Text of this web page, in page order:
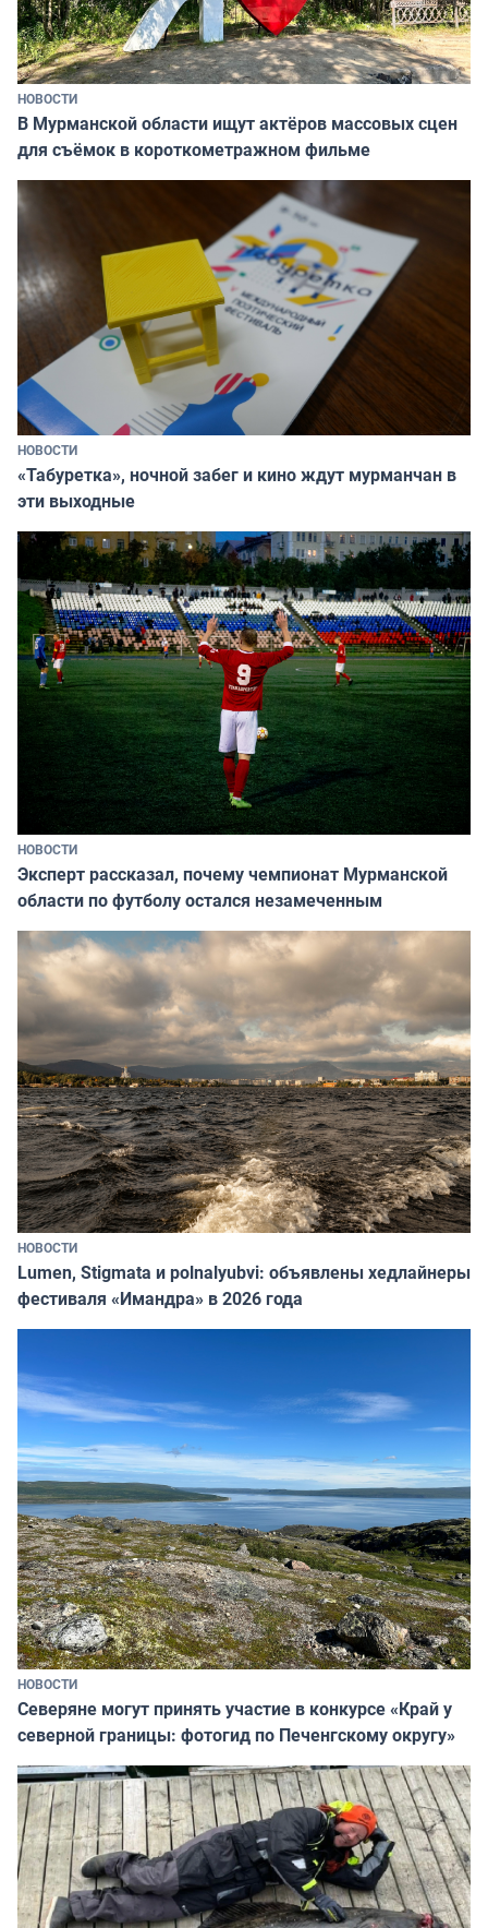
НОВОСТИ
В Мурманской области ищут актёров массовых сцен
для съёмок в короткометражном фильме
НОВОСТИ
«Табуретка», ночной забег и кино ждут мурманчан в
эти выходные
НОВОСТИ
Эксперт рассказал, почему чемпионат Мурманской
области по футболу остался незамеченным
НОВОСТИ
Lumen, Stigmata и polnalyubvi: объявлены хедлайнеры
фестиваля «Имандра» в 2026 года
НОВОСТИ
Северяне могут принять участие в конкурсе «Край у
северной границы: фотогид по Печенгскому округу»